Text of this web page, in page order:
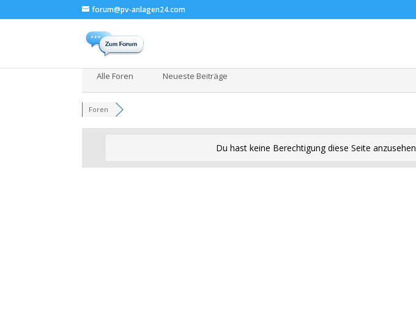
forum@pv-anlagen24.com
Alle Foren Neueste Beiträge
Foren
Du hast keine Berechtigung diese Seite anzusehen